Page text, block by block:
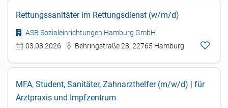
Rettungssanitäter im Rettungsdienst (w/m/d)
ASB Sozialeinrichtungen Hamburg GmbH
03.08.2026
Behringstraße 28, 22765 Hamburg
MFA, Student, Sanitäter, Zahnarzthelfer (m/w/d) | für
Arztpraxis und Impfzentrum